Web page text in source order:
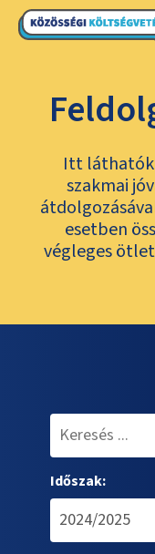
Itt láthatók
szakmai
esetben
végleges
Időszak: